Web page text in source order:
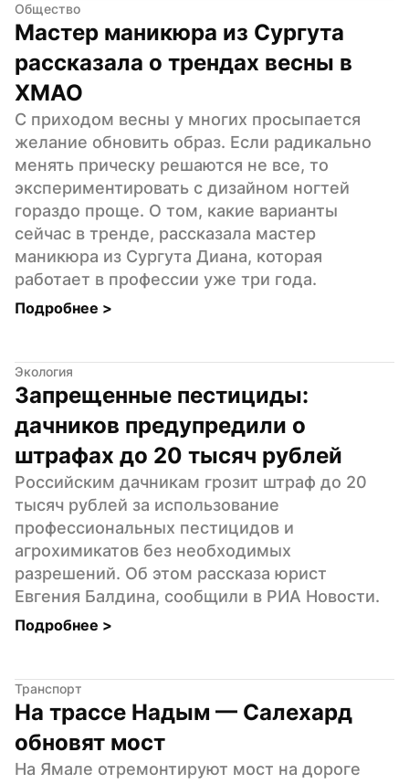
Общество
Мастер маникюра из Сургута
рассказала о трендах весны в
ХМАО
С приходом весны у многих просыпается
желание обновить образ. Если радикально
менять прическу решаются не все, то
экспериментировать с дизайном ногтей
гораздо проще. О том, какие варианты
сейчас в тренде, рассказала мастер
маникюра из Сургута Диана, которая
работает в профессии уже три года.
Подробнее >
Экология
Запрещенные пестициды:
дачников предупредили о
штрафах до 20 тысяч рублей
Российским дачникам грозит штраф до 20
тысяч рублей за использование
профессиональных пестицидов и
агрохимикатов без необходимых
разрешений. Об этом рассказа юрист
Евгения Балдина, сообщили в РИА Новости.
Подробнее >
Транспорт
На трассе Надым — Салехард
обновят мост
На Ямале отремонтируют мост на дороге